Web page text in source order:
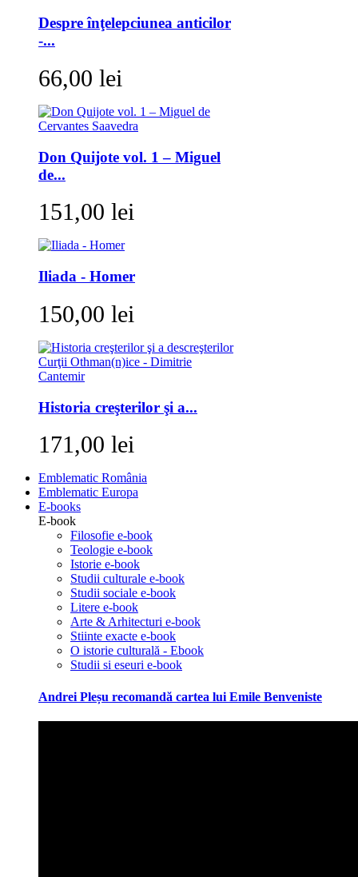
Despre înţelepciunea anticilor
-...
66,00 lei
Don Quijote vol. 1 – Miguel
de...
151,00 lei
Iliada - Homer
150,00 lei
Historia creşterilor şi a...
171,00 lei
Emblematic România
Emblematic Europa
E-books
E-book
Filosofie e-book
Teologie e-book
Istorie e-book
Studii culturale e-book
Studii sociale e-book
Litere e-book
Arte & Arhitecturi e-book
Stiinte exacte e-book
O istorie culturală - Ebook
Studii si eseuri e-book
Andrei Pleșu recomandă cartea lui Emile Benveniste